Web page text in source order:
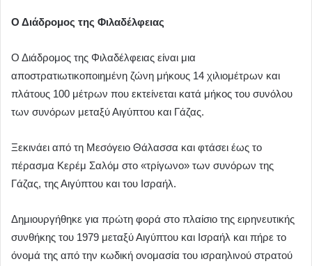
Ο Διάδρομος της Φιλαδέλφειας
Ο Διάδρομος της Φιλαδέλφειας είναι μια
αποστρατιωτικοποιημένη ζώνη μήκους 14 χιλιομέτρων και
πλάτους 100 μέτρων που εκτείνεται κατά μήκος του συνόλου
των συνόρων μεταξύ Αιγύπτου και Γάζας.
Ξεκινάει από τη Μεσόγειο Θάλασσα και φτάσει έως το
πέρασμα Κερέμ Σαλόμ στο «τρίγωνο» των συνόρων της
Γάζας, της Αιγύπτου και του Ισραήλ.
Δημιουργήθηκε για πρώτη φορά στο πλαίσιο της ειρηνευτικής
συνθήκης του 1979 μεταξύ Αιγύπτου και Ισραήλ και πήρε το
όνομά της από την κωδική ονομασία του ισραηλινού στρατού